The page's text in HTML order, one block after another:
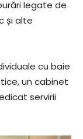
legate de
și alte
cu baie
un cabinet
servirii